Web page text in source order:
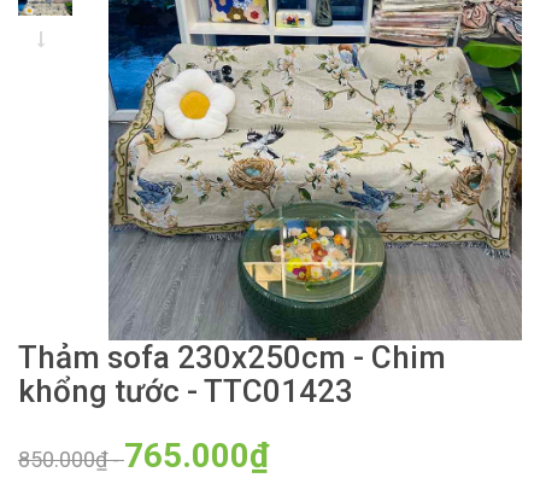
Thảm sofa 230x250cm - Chim
khổng tước - TTC01423
850.000₫-765.000₫